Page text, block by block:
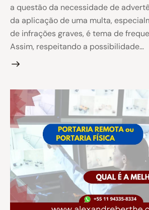
a questão da necessidade de
da aplicação de uma multa,
de infrações graves, é tema de
Assim, respeitando a possibilidade…